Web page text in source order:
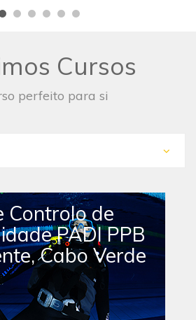
Cursos
perfeito para si
Controlo de
PADI PPB
Cabo Verde